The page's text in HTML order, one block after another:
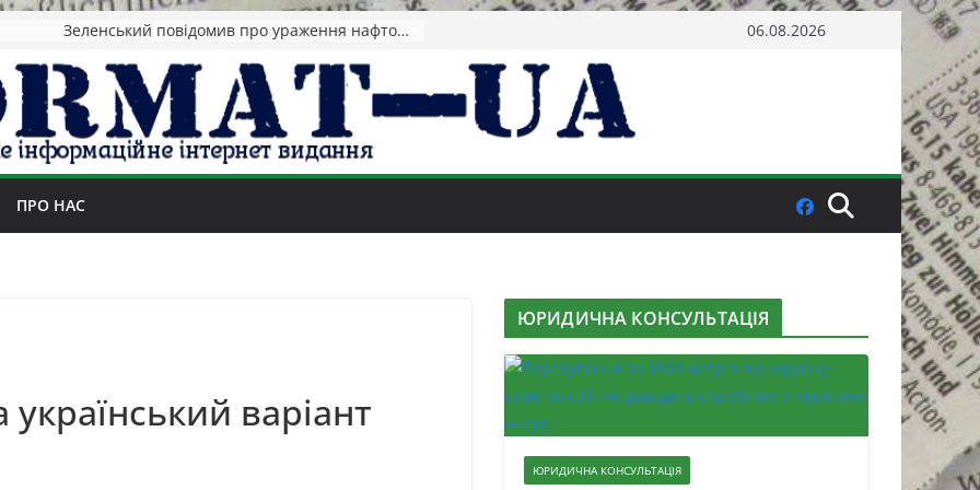
Зеленський повідомив про ураження нафтозаводів РФ за понад 1300 км від фронту 06.08.2026
ПРО НАС
варіант
ЮРИДИЧНА КОНСУЛЬТАЦІЯ
ЮРИДИЧНА КОНСУЛЬТАЦІЯ